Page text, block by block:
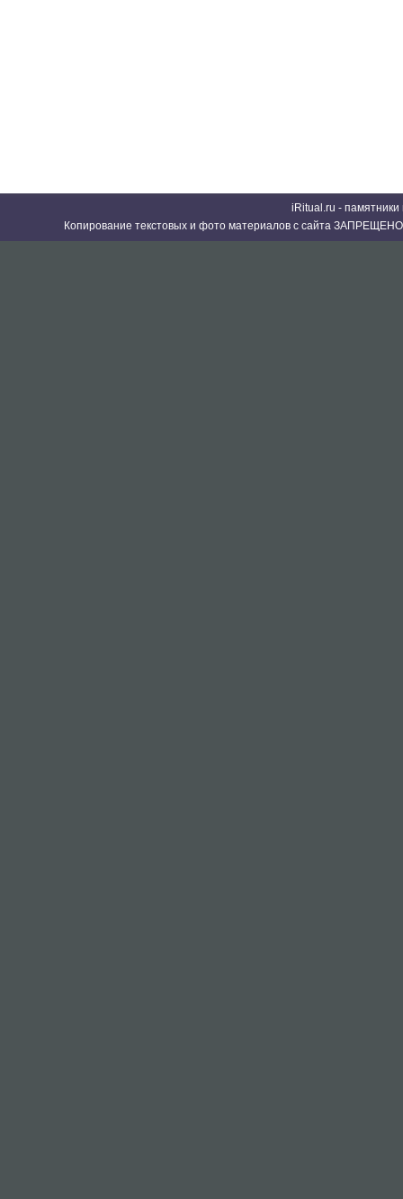
iRitual.ru -
Копирование текстовых и фото материалов с сайта